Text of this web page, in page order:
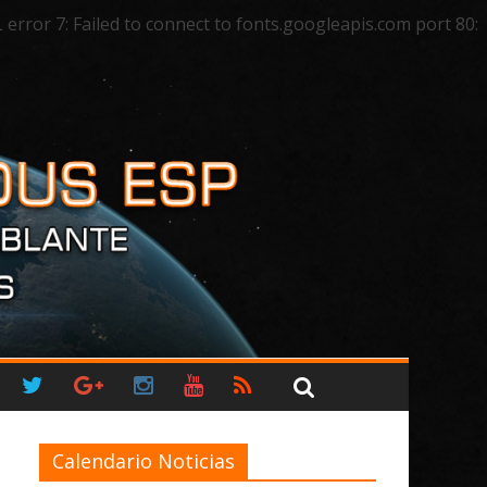
7: Failed to connect to fonts.googleapis.com port 80:
Calendario Noticias